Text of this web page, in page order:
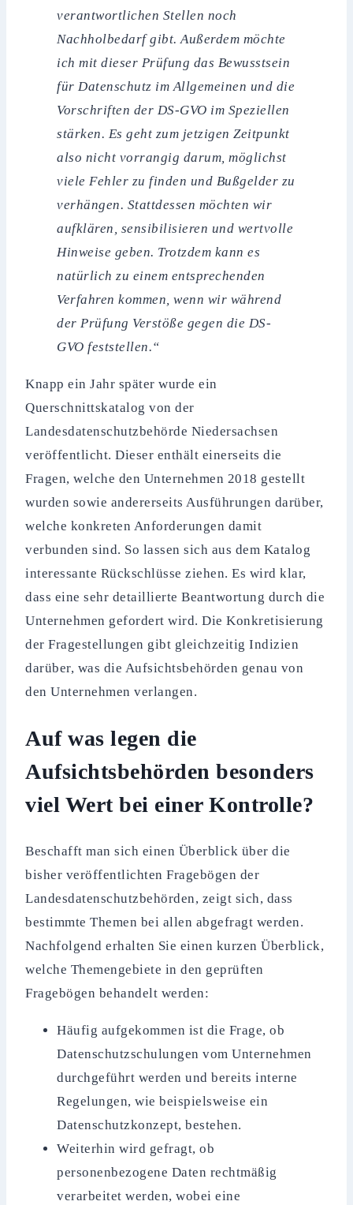
verantwortlichen Stellen noch
Nachholbedarf gibt. Außerdem möchte
ich mit dieser Prüfung das Bewusstsein
für Datenschutz im Allgemeinen und die
Vorschriften der DS-GVO im Speziellen
stärken. Es geht zum jetzigen Zeitpunkt
also nicht vorrangig darum, möglichst
viele Fehler zu finden und Bußgelder zu
verhängen. Stattdessen möchten wir
aufklären, sensibilisieren und wertvolle
Hinweise geben. Trotzdem kann es
natürlich zu einem entsprechenden
Verfahren kommen, wenn wir während
der Prüfung Verstöße gegen die DS-
GVO feststellen.“
Knapp ein Jahr später wurde ein
Querschnittskatalog von der
Landesdatenschutzbehörde Niedersachsen
veröffentlicht. Dieser enthält einerseits die
Fragen, welche den Unternehmen 2018 gestellt
wurden sowie andererseits Ausführungen darüber,
welche konkreten Anforderungen damit
verbunden sind. So lassen sich aus dem Katalog
interessante Rückschlüsse ziehen. Es wird klar,
dass eine sehr detaillierte Beantwortung durch die
Unternehmen gefordert wird. Die Konkretisierung
der Fragestellungen gibt gleichzeitig Indizien
darüber, was die Aufsichtsbehörden genau von
den Unternehmen verlangen.
Auf was legen die
Aufsichtsbehörden besonders
viel Wert bei einer Kontrolle?
Beschafft man sich einen Überblick über die
bisher veröffentlichten Fragebögen der
Landesdatenschutzbehörden, zeigt sich, dass
bestimmte Themen bei allen abgefragt werden.
Nachfolgend erhalten Sie einen kurzen Überblick,
welche Themengebiete in den geprüften
Fragebögen behandelt werden:
Häufig aufgekommen ist die Frage, ob
Datenschutzschulungen vom Unternehmen
durchgeführt werden und bereits interne
Regelungen, wie beispielsweise ein
Datenschutzkonzept, bestehen.
Weiterhin wird gefragt, ob
personenbezogene Daten rechtmäßig
verarbeitet werden, wobei eine